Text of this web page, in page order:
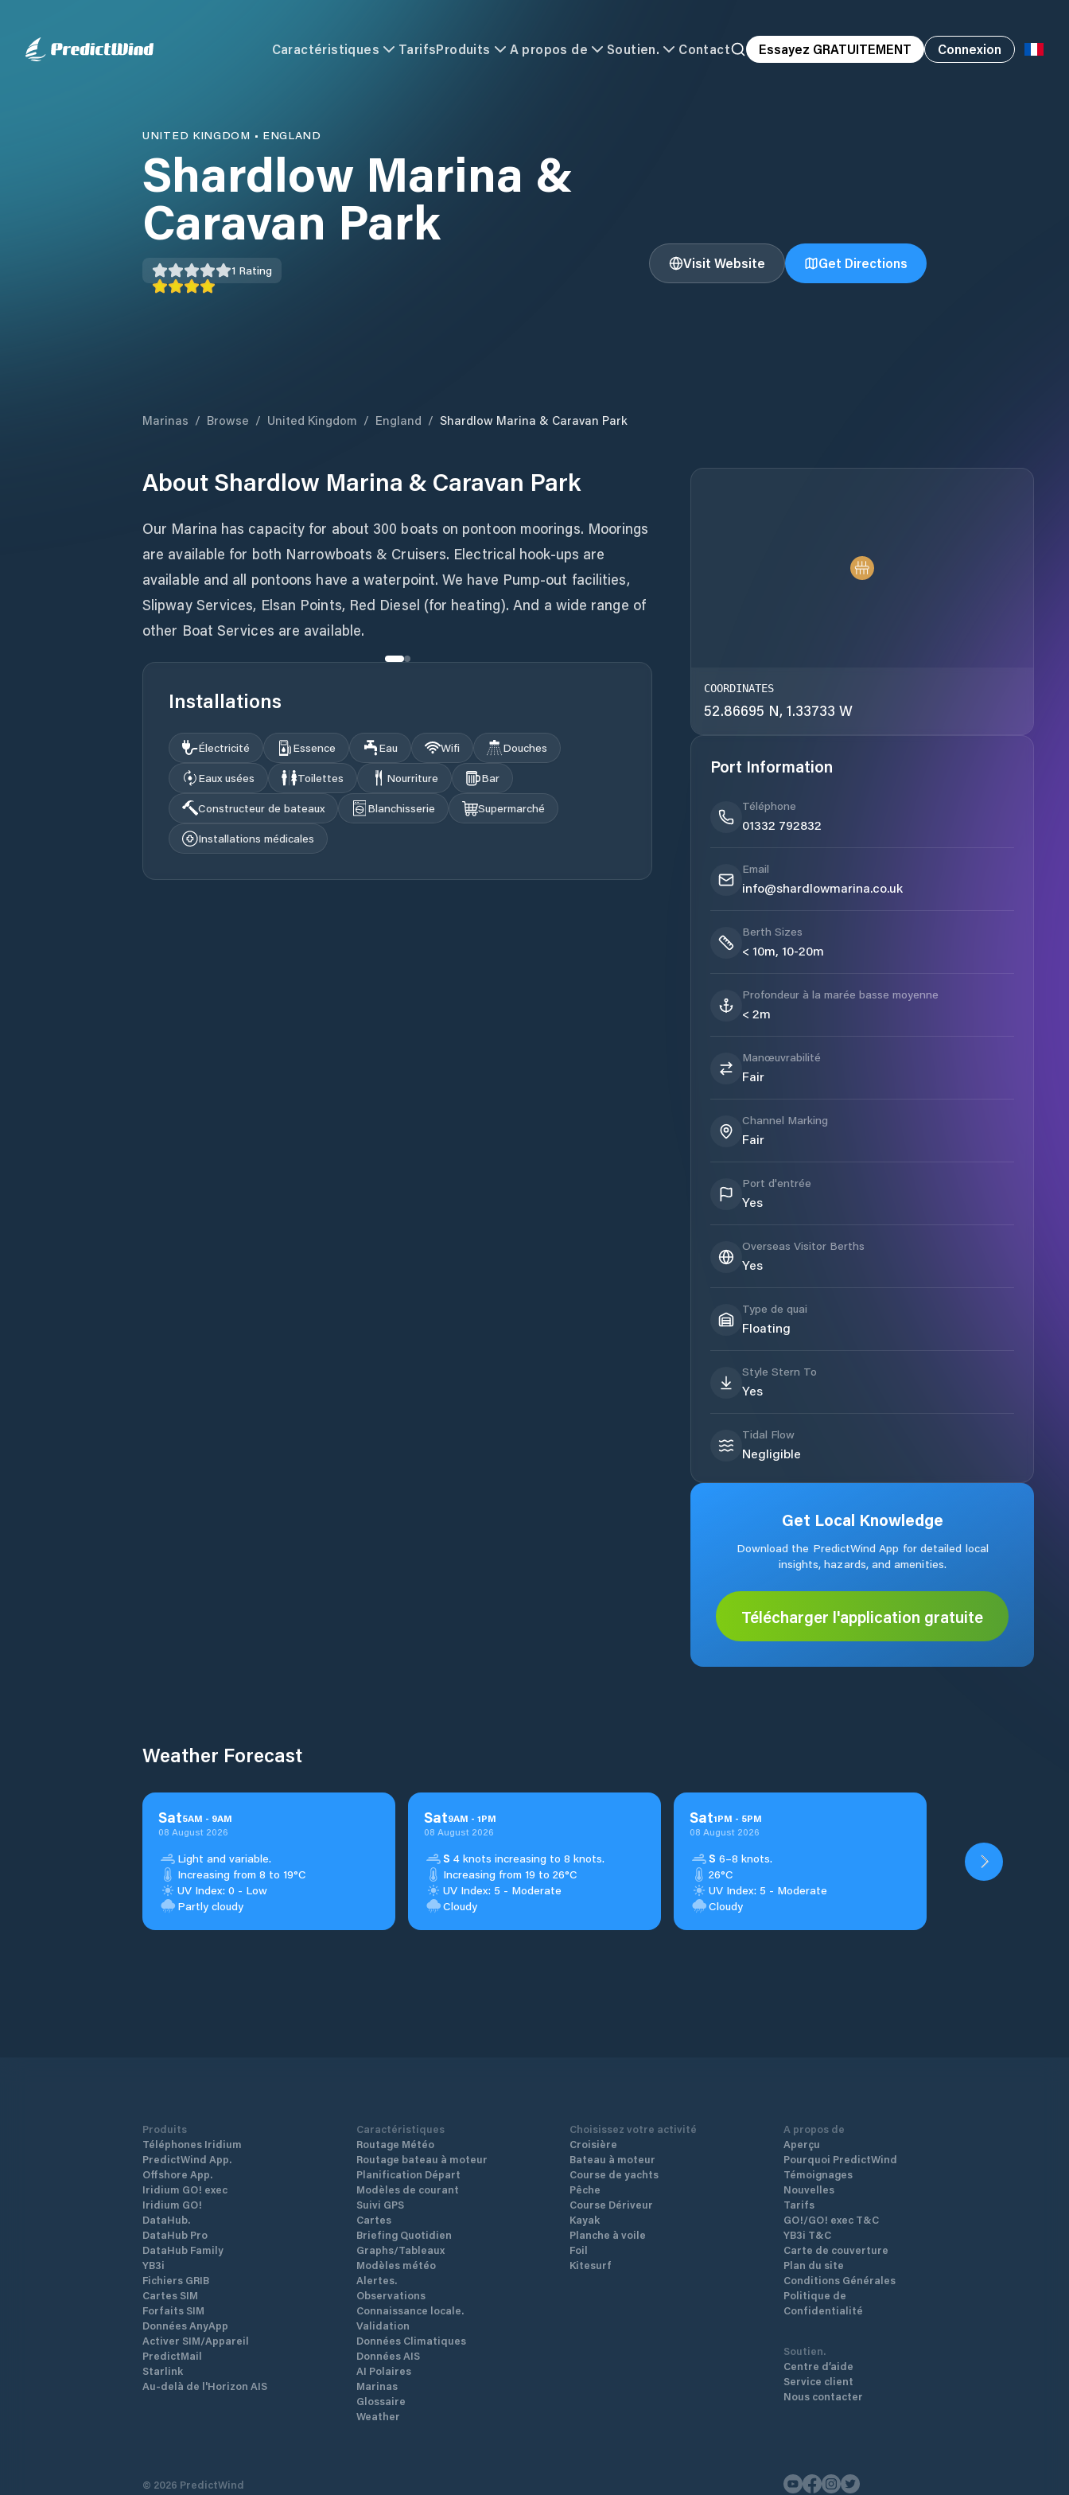
Caractéristiques TarifsProduits A propos de Soutien. Contact Essayez GRATUITEMENT Connexion
UNITED KINGDOM • ENGLAND
Shardlow Marina &
Caravan Park
1 Rating Visit Website Get Directions
Marinas / Browse / United Kingdom / England / Shardlow Marina & Caravan Park
About Shardlow Marina & Caravan Park
Our Marina has capacity for about 300 boats on pontoon moorings. Moorings
are available for both Narrowboats & Cruisers. Electrical hook-ups are
available and all pontoons have a waterpoint. We have Pump-out facilities,
Slipway Services, Elsan Points, Red Diesel (for heating). And a wide range of
other Boat Services are available.
Installations
Électricité Essence Eau Wifi
Douches
Eaux usées
Toilettes Nourriture
Bar
Constructeur de bateaux
Blanchisserie
Supermarché
Installations médicales
COORDINATES
52.86695 N, 1.33733 W
Port Information
Téléphone
01332 792832
Email
info@shardlowmarina.co.uk
Berth Sizes
< 10m, 10-20m
Profondeur à la marée basse moyenne
< 2m
Manœuvrabilité
Fair
Channel Marking
Fair
Port d'entrée
Yes
Overseas Visitor Berths
Yes
Type de quai
Floating
Style Stern To
Yes
Tidal Flow
Negligible
Get Local Knowledge
Download the PredictWind App for detailed local
insights, hazards, and amenities.
Télécharger l'application gratuite
Weather Forecast
Sat5AM - 9AM
08 August 2026
Light and variable.
Increasing from 8 to 19°C
UV Index: 0 - Low
Partly cloudy
Sat9AM - 1PM
08 August 2026
S 4 knots increasing to 8 knots.
Increasing from 19 to 26°C
UV Index: 5 - Moderate
Cloudy
Sat1PM - 5PM
08 August 2026
S 6–8 knots.
26°C
UV Index: 5 - Moderate
Cloudy
Produits
Téléphones Iridium
PredictWind App.
Offshore App.
Iridium GO! exec
Iridium GO!
DataHub.
DataHub Pro
DataHub Family
YB3i
Fichiers GRIB
Cartes SIM
Forfaits SIM
Données AnyApp
Activer SIM/Appareil
PredictMail
Starlink
Au-delà de l'Horizon AIS
Caractéristiques
Routage Météo
Routage bateau à moteur
Planification Départ
Modèles de courant
Suivi GPS
Cartes
Briefing Quotidien
Graphs/Tableaux
Modèles météo
Alertes.
Observations
Connaissance locale.
Validation
Données Climatiques
Données AIS
AI Polaires
Marinas
Glossaire
Weather
Choisissez votre activité
Croisière
Bateau à moteur
Course de yachts
Pêche
Course Dériveur
Kayak
Planche à voile
Foil
Kitesurf
A propos de
Aperçu
Pourquoi PredictWind
Témoignages
Nouvelles
Tarifs
GO!/GO! exec T&C
YB3i T&C
Carte de couverture
Plan du site
Conditions Générales
Politique de
Confidentialité
Soutien.
Centre d’aide
Service client
Nous contacter
© 2026 PredictWind